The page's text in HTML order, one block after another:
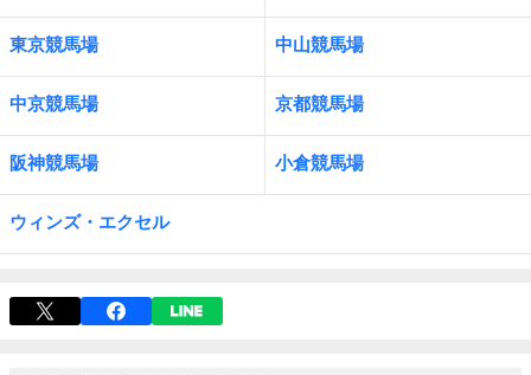
東京競馬場 中山競馬場
中京競馬場 京都競馬場
阪神競馬場 小倉競馬場
ウィンズ・エクセル